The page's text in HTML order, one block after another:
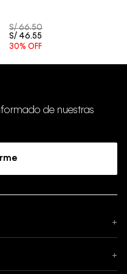
S/ 66.50
S/ 46.55
30% OFF
de nuestras
+
+